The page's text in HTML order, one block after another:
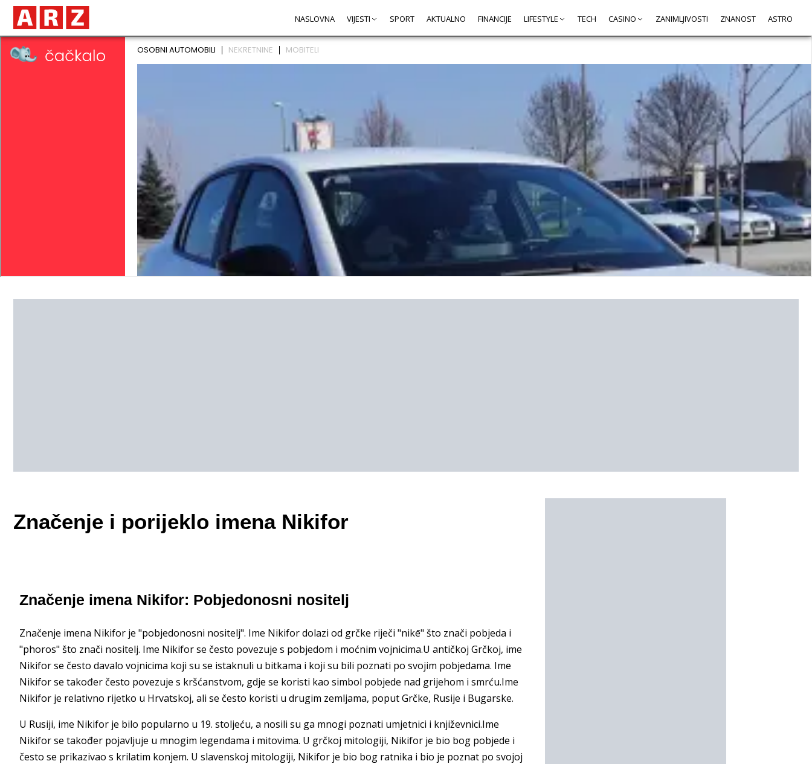
NASLOVNA VIJESTI SPORT AKTUALNO FINANCIJE LIFESTYLE TECH CASINO ZANIMLJIVOSTI ZNANOST ASTRO
Značenje i porijeklo imena Nikifor
Značenje imena Nikifor: Pobjedonosni nositelj
Značenje imena Nikifor je "pobjedonosni nositelj". Ime Nikifor dolazi od grčke riječi "nikē" što znači pobjeda i
"phoros" što znači nositelj. Ime Nikifor se često povezuje s pobjedom i moćnim vojnicima.U antičkoj Grčkoj, ime
Nikifor se često davalo vojnicima koji su se istaknuli u bitkama i koji su bili poznati po svojim pobjedama. Ime
Nikifor se također često povezuje s kršćanstvom, gdje se koristi kao simbol pobjede nad grijehom i smrću.Ime
Nikifor je relativno rijetko u Hrvatskoj, ali se često koristi u drugim zemljama, poput Grčke, Rusije i Bugarske.
U Rusiji, ime Nikifor je bilo popularno u 19. stoljeću, a nosili su ga mnogi poznati umjetnici i književnici.Ime
Nikifor se također pojavljuje u mnogim legendama i mitovima. U grčkoj mitologiji, Nikifor je bio bog pobjede i
često se prikazivao s krilatim konjem. U slavenskoj mitologiji, Nikifor je bio bog ratnika i bio je poznat po svojoj